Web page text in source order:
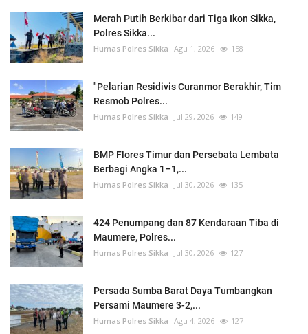
Merah Putih Berkibar dari Tiga Ikon Sikka,
Polres Sikka...
Humas Polres Sikka Agu 1, 2026 158
"Pelarian Residivis Curanmor Berakhir, Tim
Resmob Polres...
Humas Polres Sikka Jul 29, 2026 149
BMP Flores Timur dan Persebata Lembata
Berbagi Angka 1–1,...
Humas Polres Sikka Jul 30, 2026 135
424 Penumpang dan 87 Kendaraan Tiba di
Maumere, Polres...
Humas Polres Sikka Jul 30, 2026 127
Persada Sumba Barat Daya Tumbangkan
Persami Maumere 3-2,...
Humas Polres Sikka Agu 4, 2026 127